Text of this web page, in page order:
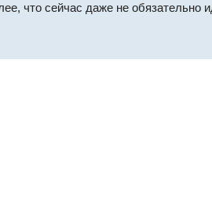
что сейчас даже не обязательно